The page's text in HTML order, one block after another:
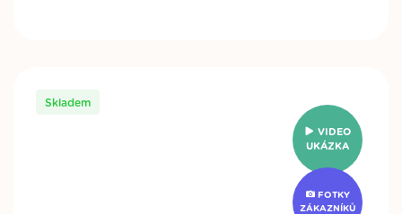
VIDEO
UKÁZKA
FOTKY
ZÁKAZNÍKŮ
Skladem